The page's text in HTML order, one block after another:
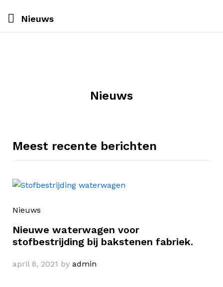
Nieuws
Nieuws
Meest recente berichten
Nieuws
Nieuwe waterwagen voor
stofbestrijding bij bakstenen fabriek.
april 8, 2021 by admin